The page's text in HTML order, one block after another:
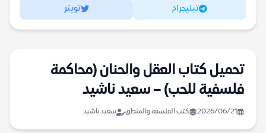
تيليجرام تويتر
تحميل كتاب العقل والحنان (محاكمة
فلسفية للحب) – سعيد ناشيد
2026/06/21 كتب الفلسفة والمنطق سعيد ناشيد